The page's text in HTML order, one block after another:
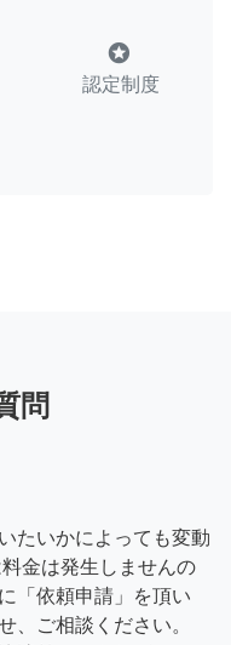
stars
認定制度
問
たいかによっても変動
金は発生しませんの
「依頼申請」を頂い
、ご相談ください。